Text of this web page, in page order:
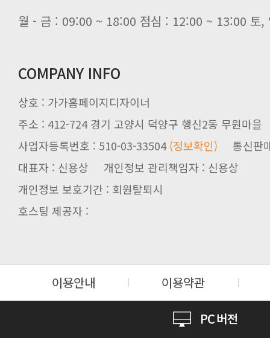
월 - 금 : 09:00 ~ 18:00 점심 : 12:00 ~ 13:00 토,
COMPANY INFO
상호 : 가가홈페이지디자이너
주소 : 412-724 경기 고양시 덕양구 행신2동 무원마을
사업자등록번호 : 510-03-33504(정보확인) 통신판
대표자 : 신용상 개인정보 관리책임자 : 신용상
개인정보 보호기간 : 회원탈퇴시
호스팅 제공자 :
이용안내 이용약관